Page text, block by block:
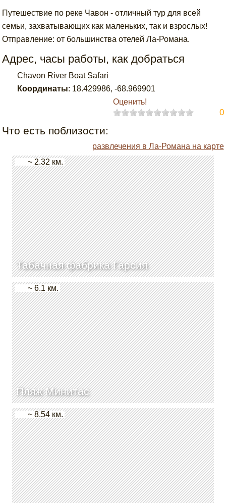
Путешествие по реке Чавон - отличный тур для всей
семьи, захватывающих как маленьких, так и взрослых!
Отправление: от большинства отелей Ла-Романа.
Адрес, часы работы, как добраться
Chavon River Boat Safari
Координаты: 18.429986,-68.969901
Оценить!
0
Что есть поблизости:
развлечения в Ла-Романа на карте
Табачная фабрика Гарсия
~ 2.32 км.
Пляж Минитас
~ 6.1 км.
~ 8.54 км.